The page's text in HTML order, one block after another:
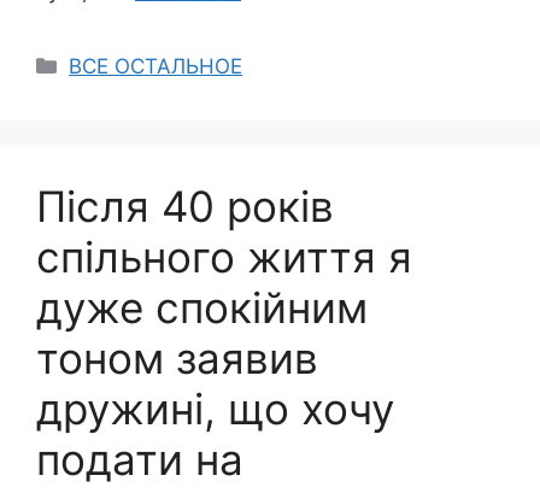
Categories
ВСЕ ОСТАЛЬНОЕ
Після 40 років
спільного життя я
дуже спокійним
тоном заявив
дружині, що хочу
подати на